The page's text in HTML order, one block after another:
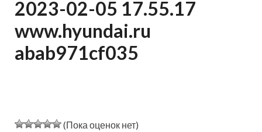
2023-02-05 17.55.17
www.hyundai.ru
abab971cf035
(Пока оценок нет)